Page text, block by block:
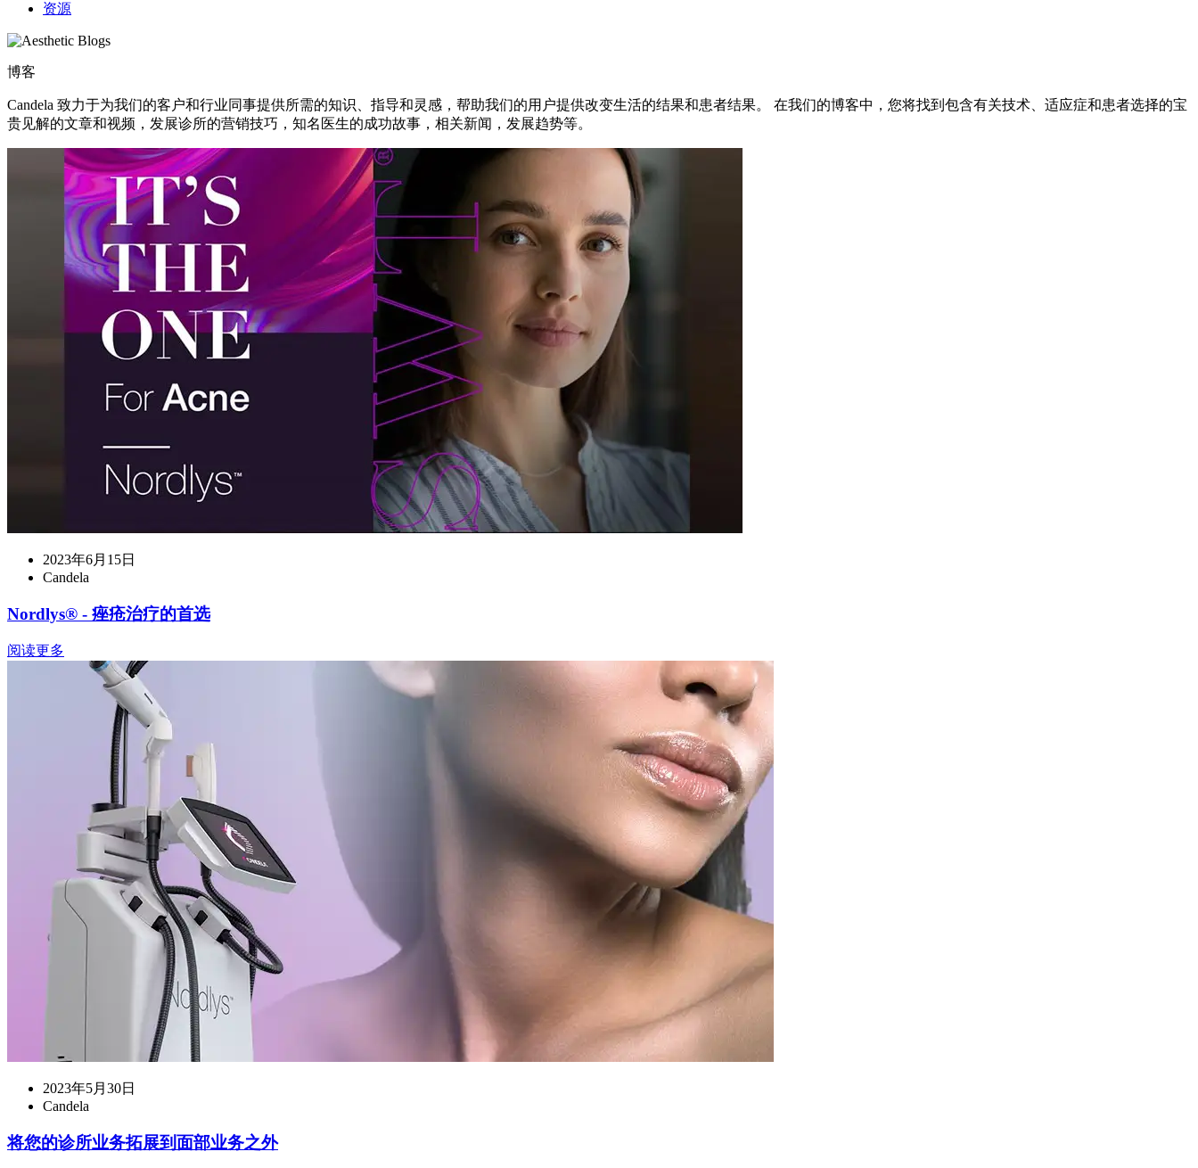
资源
博客
Candela 致力于为我们的客户和行业同事提供所需的知识、指导和灵感，帮助我们的用户提供改变生活的结果和患者结果。 在我们的博客中，您将找到包含有关技术、适应症和患者选择的宝
贵见解的文章和视频，发展诊所的营销技巧，知名医生的成功故事，相关新闻，发展趋势等。
2023年6月15日
Candela
Nordlys® - 痤疮治疗的首选
阅读更多
2023年5月30日
Candela
将您的诊所业务拓展到面部业务之外